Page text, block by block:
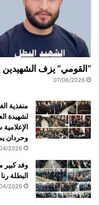
“القومي” يزف
07/06/2026
منفذية
لشهيدة
وحردان
2026
وفد كبير
البطلة
2026